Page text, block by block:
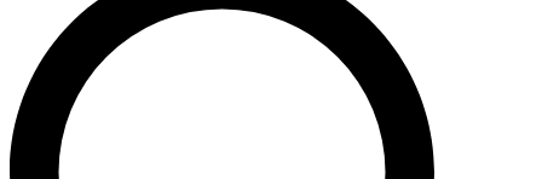
Støt Caritas’ hjælpearbejde i Ukraine her
Støt vores sociale arbejde i Danmark
Støt nu